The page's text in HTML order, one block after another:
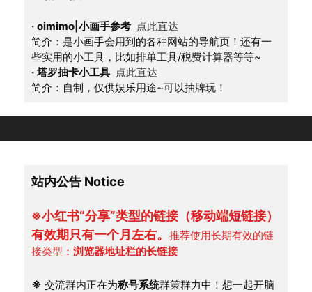
· oimimo|小画手参考 点此直达
简介：是小画手会用到的各种网站的导航页！还有一
些实用的小工具，比如排单工具/税费计算器等等~
· 塔罗抽卡小工具 点此直达
简介：自制，仅供娱乐用途~可以抽牌玩！
站内公告 Notice
※小红书“分享”类型的链接（移动端短链接）
有效期只有一个月左右。 推荐使用长期有效的链
接类型： 浏览器地址栏的长链接
※ 交流群内正在为称号系统群策群力中！想一起开脑